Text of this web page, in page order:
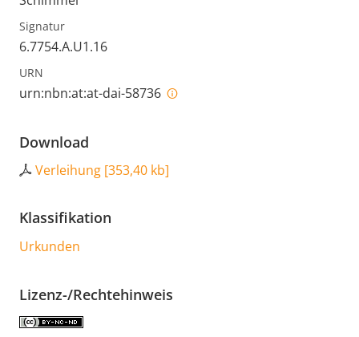
Signatur
6.7754.A.U1.16
URN
urn:nbn:at:at-dai-58736
Download
Verleihung [353,40 kb]
Klassifikation
Urkunden
Lizenz-/Rechtehinweis